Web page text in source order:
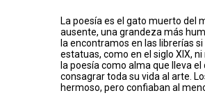
La poesía es el gato muerto del
ausente, una grandeza más
la encontramos en las librerías
estatuas, como en el siglo XIX,
la poesía como alma que lleva
consagrar toda su vida al arte.
hermoso, pero confiaban al